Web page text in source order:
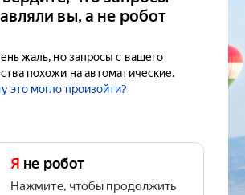
вы, а не робот
жаль, но запросы с вашего
похожи на автоматические.
это могло произойти?
Я не робот
Нажмите, чтобы продолжить